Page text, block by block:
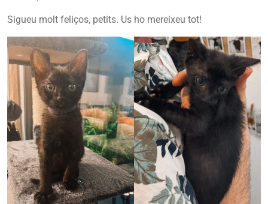
Sigueu molt feliços, petits. Us ho mereixeu tot!